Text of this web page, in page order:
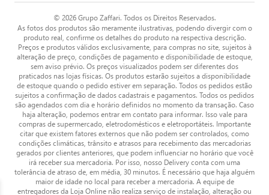
© 2026 Grupo Zaffari. Todos os Direitos Reservados.
As fotos dos produtos são meramente ilustrativas, podendo divergir com o
produto real, confirme os detalhes do produto na respectiva descrição.
Preços e produtos válidos exclusivamente, para compras no site, sujeitos à
alteração de preço, condições de pagamento e disponibilidade de estoque,
sem aviso prévio. Os preços visualizados podem ser diferentes dos
praticados nas lojas físicas. Os produtos estarão sujeitos a disponibilidade
de estoque quando o pedido estiver em separação. Todos os pedidos estão
sujeitos a confirmação de dados cadastrais e pagamentos. Todos os pedidos
são agendados com dia e horário definidos no momento da transação. Caso
haja alteração, podemos entrar em contato para informar. Isso vale para
compras de supermercado, eletrodomésticos e eletroportáteis. Importante
citar que existem fatores externos que não podem ser controlados, como
condições climáticas, trânsito e atrasos para recebimento das mercadorias
gerados por clientes anteriores, que podem influenciar no horário que você
irá receber sua mercadoria. Por isso, nosso Delivery conta com uma
tolerância de atraso de, em média, 30 minutos. É necessário que haja alguém
maior de idade no local para receber a mercadoria. A equipe de
entregadores da Loja Online não realiza serviço de instalação, alteração ou